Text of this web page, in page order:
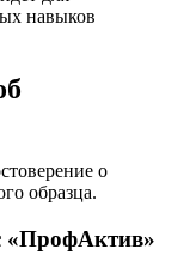
навыков
о
образца.
«ПрофАктив»